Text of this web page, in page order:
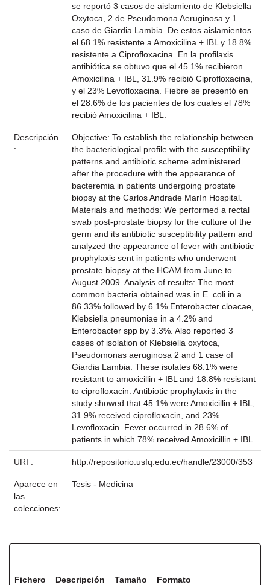
se reportó 3 casos de aislamiento de Klebsiella
Oxytoca, 2 de Pseudomona Aeruginosa y 1
caso de Giardia Lambia. De estos aislamientos
el 68.1% resistente a Amoxicilina + IBL y 18.8%
resistente a Ciprofloxacina. En la profilaxis
antibiótica se obtuvo que el 45.1% recibieron
Amoxicilina + IBL, 31.9% recibió Ciprofloxacina,
y el 23% Levofloxacina. Fiebre se presentó en
el 28.6% de los pacientes de los cuales el 78%
recibió Amoxicilina + IBL.
Descripción
:
Objective: To establish the relationship between
the bacteriological profile with the susceptibility
patterns and antibiotic scheme administered
after the procedure with the appearance of
bacteremia in patients undergoing prostate
biopsy at the Carlos Andrade Marín Hospital.
Materials and methods: We performed a rectal
swab post-prostate biopsy for the culture of the
germ and its antibiotic susceptibility pattern and
analyzed the appearance of fever with antibiotic
prophylaxis sent in patients who underwent
prostate biopsy at the HCAM from June to
August 2009. Analysis of results: The most
common bacteria obtained was in E. coli in a
86.33% followed by 6.1% Enterobacter cloacae,
Klebsiella pneumoniae in a 4.2% and
Enterobacter spp by 3.3%. Also reported 3
cases of isolation of Klebsiella oxytoca,
Pseudomonas aeruginosa 2 and 1 case of
Giardia Lambia. These isolates 68.1% were
resistant to amoxicillin + IBL and 18.8% resistant
to ciprofloxacin. Antibiotic prophylaxis in the
study showed that 45.1% were Amoxicillin + IBL,
31.9% received ciprofloxacin, and 23%
Levofloxacin. Fever occurred in 28.6% of
patients in which 78% received Amoxicillin + IBL.
URI : http://repositorio.usfq.edu.ec/handle/23000/353
Aparece en
las
colecciones:
Tesis - Medicina
Fichero Descripción Tamaño Formato